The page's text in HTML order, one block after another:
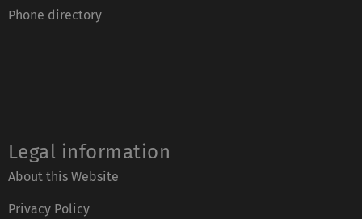
Phone directory
Legal information
About this Website
Privacy Policy